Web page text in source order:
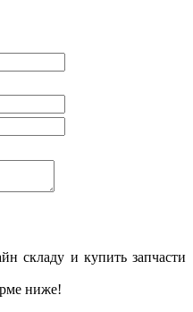
складу и купить запчасти
ниже!